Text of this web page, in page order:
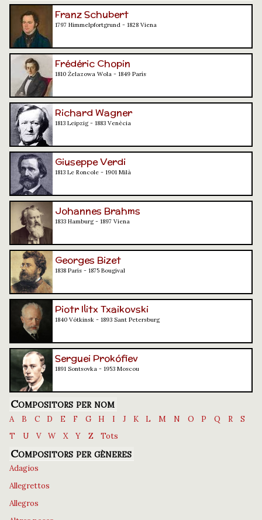
Franz Schubert
1797 Himmelpfortgrund - 1828 Viena
Frédéric Chopin
1810 Żelazowa Wola - 1849 París
Richard Wagner
1813 Leipzig - 1883 Venècia
Giuseppe Verdi
1813 Le Roncole - 1901 Milà
Johannes Brahms
1833 Hamburg - 1897 Viena
Georges Bizet
1838 París - 1875 Bougival
Piotr Ilitx Txaikovski
1840 Vótkinsk - 1893 Sant Petersburg
Serguei Prokófiev
1891 Sontsovka - 1953 Moscou
Compositors per nom
A B C D E F G H I J K L M N O P Q R
S
T
U V W X Y Z Tots
Compositors per gèneres
Adagios
Allegrettos
Allegros